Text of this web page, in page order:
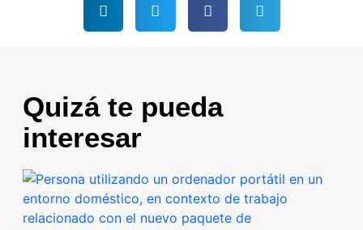
Quizá te pueda
interesar